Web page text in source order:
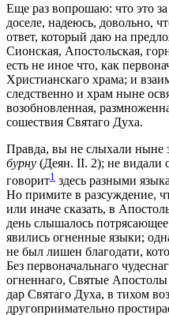
Еще раз вопрошаю: что это
доселе, надеюсь, довольно,
ответ, который даю на
Сионская, Апостольская,
есть не иное что, как
Христианскаго храма; и
следственно и храм ныне
возобновленная,
сошествия Святаго Духа.
Правда, вы не слыхали ныне
бурну (Деян. II. 2); не видали
говорит1 здесь разными
Но примите в разсуждение,
или иначе сказать, в
день слышалось
явились огненные языки;
не был лишен благодати,
Без первоначальнаго
огненнаго, Святые
дар Святаго Духа, в тихом
другоприимательно